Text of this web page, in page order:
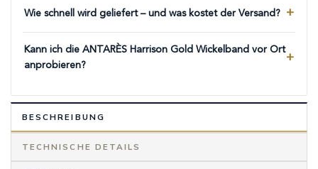
Wie schnell wird geliefert – und was kostet der Versand?
Kann ich die ANTARÈS Harrison Gold Wickelband vor Ort
anprobieren?
BESCHREIBUNG
TECHNISCHE DETAILS